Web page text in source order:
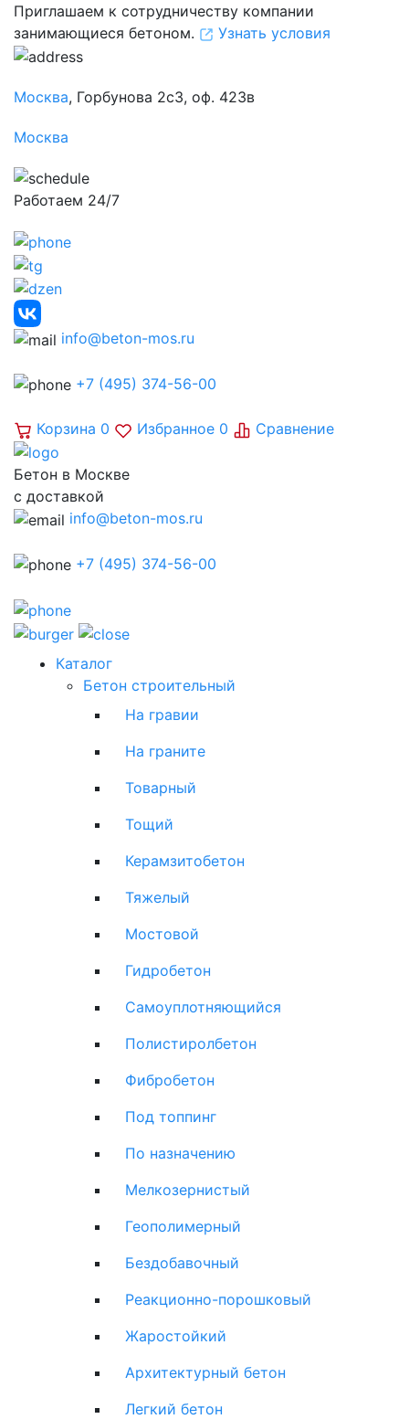
Приглашаем к сотрудничеству компании
занимающиеся бетоном.
Узнать условия
Москва, Горбунова 2с3, оф. 423в
Москва
Работаем 24/7
info@beton-mos.ru
+7 (495) 374-56-00
Корзина 0 Избранное 0 Сравнение
Бетон в Москве
с доставкой
info@beton-mos.ru
+7 (495) 374-56-00
Каталог
Бетон строительный
На гравии
На граните
Товарный
Тощий
Керамзитобетон
Тяжелый
Мостовой
Гидробетон
Самоуплотняющийся
Полистиролбетон
Фибробетон
Под топпинг
По назначению
Мелкозернистый
Геополимерный
Бездобавочный
Реакционно-порошковый
Жаростойкий
Архитектурный бетон
Легкий бетон